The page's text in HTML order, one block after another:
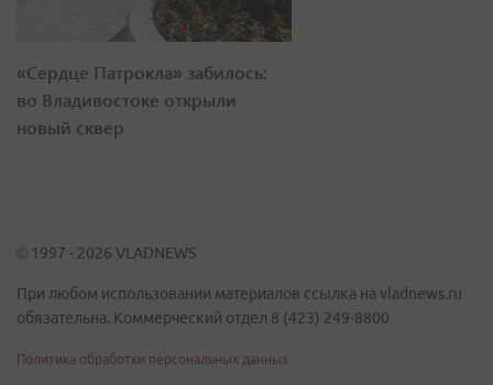
«Сердце Патрокла» забилось:
во Владивостоке открыли
новый сквер
© 1997 - 2026 VLADNEWS
При любом использовании материалов ссылка на vladnews.ru
обязательна. Коммерческий отдел 8 (423) 249-8800
Политика обработки персональных данных